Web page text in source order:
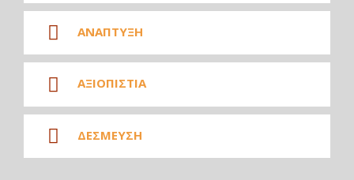
ΑΝΑΠΤΥΞΗ
ΑΞΙΟΠΙΣΤΙΑ
ΔΕΣΜΕΥΣΗ